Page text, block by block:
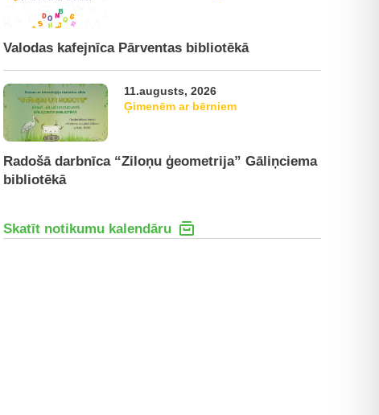
Valodas kafejnīca Pārventas bibliotēkā
11.augusts, 2026
Ģimenēm ar bērniem
Radošā darbnīca “Ziloņu ģeometrija” Gāliņciema
bibliotēkā
Skatīt notikumu kalendāru